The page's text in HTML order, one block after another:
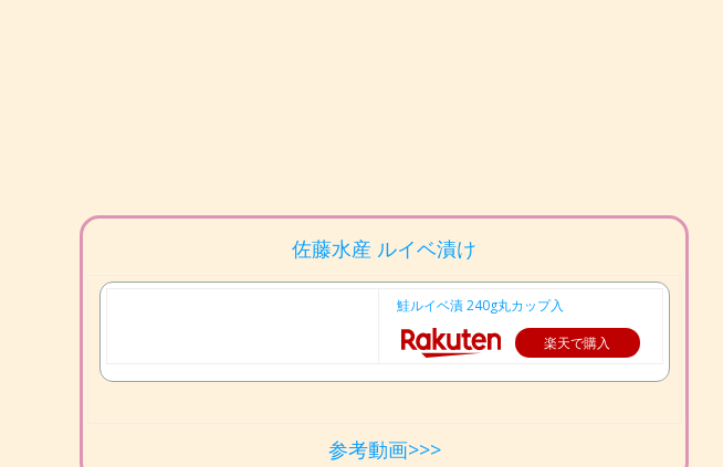
佐藤水産 ルイベ漬け
鮭ルイベ漬 240g丸カップ入
楽天で購入
参考動画>>>